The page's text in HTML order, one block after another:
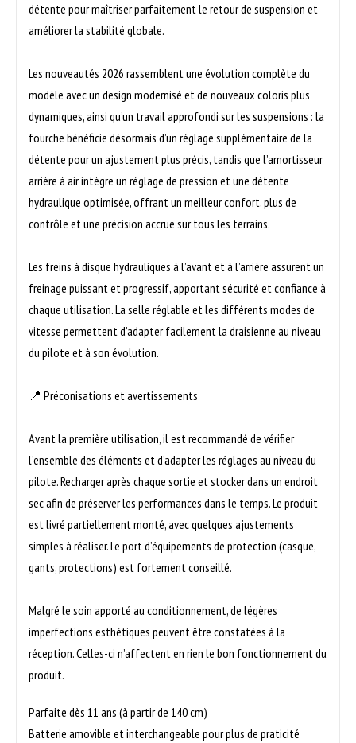
détente pour maîtriser parfaitement le retour de suspension et
améliorer la stabilité globale.
Les nouveautés 2026 rassemblent une évolution complète du
modèle avec un design modernisé et de nouveaux coloris plus
dynamiques, ainsi qu’un travail approfondi sur les suspensions : la
fourche bénéficie désormais d’un réglage supplémentaire de la
détente pour un ajustement plus précis, tandis que l’amortisseur
arrière à air intègre un réglage de pression et une détente
hydraulique optimisée, offrant un meilleur confort, plus de
contrôle et une précision accrue sur tous les terrains.
Les freins à disque hydrauliques à l’avant et à l’arrière assurent un
freinage puissant et progressif, apportant sécurité et confiance à
chaque utilisation. La selle réglable et les différents modes de
vitesse permettent d’adapter facilement la draisienne au niveau
du pilote et à son évolution.
📍 Préconisations et avertissements
Avant la première utilisation, il est recommandé de vérifier
l’ensemble des éléments et d’adapter les réglages au niveau du
pilote. Recharger après chaque sortie et stocker dans un endroit
sec afin de préserver les performances dans le temps. Le produit
est livré partiellement monté, avec quelques ajustements
simples à réaliser. Le port d’équipements de protection (casque,
gants, protections) est fortement conseillé.
Malgré le soin apporté au conditionnement, de légères
imperfections esthétiques peuvent être constatées à la
réception. Celles-ci n’affectent en rien le bon fonctionnement du
produit.
Parfaite dès 11 ans (à partir de 140 cm)
Batterie amovible et interchangeable pour plus de praticité